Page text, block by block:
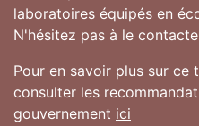
laboratoires équipés en
N'hésitez pas à le
Pour en savoir plus sur ce
consulter les
gouvernement ici